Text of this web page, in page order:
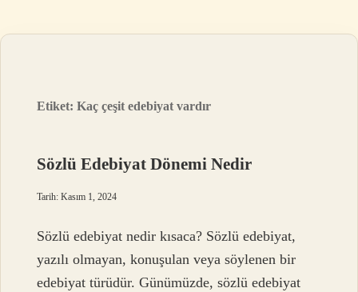
Etiket:Kaç çeşit edebiyat vardır
Sözlü Edebiyat Dönemi Nedir
Tarih: Kasım 1, 2024
Sözlü edebiyat nedir kısaca? Sözlü edebiyat,
yazılı olmayan, konuşulan veya söylenen bir
edebiyat türüdür. Günümüzde, sözlü edebiyat